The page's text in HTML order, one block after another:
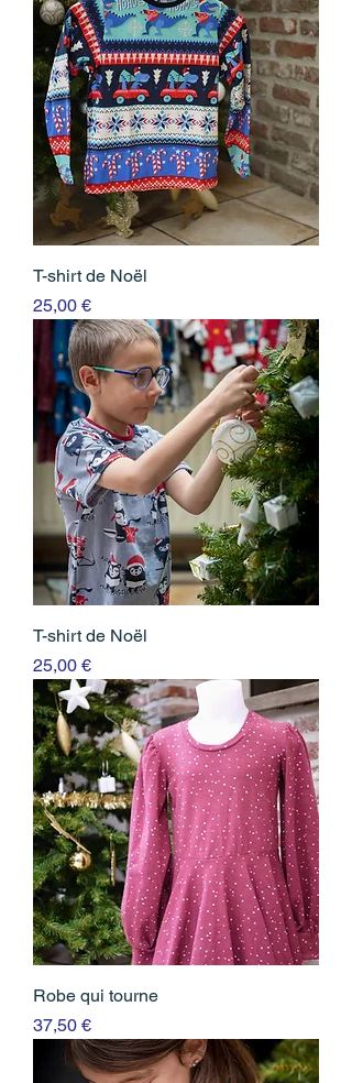
T-shirt de Noël
Prix
25,00 €
T-shirt de Noël
Prix
25,00 €
Robe qui tourne
Prix
37,50 €